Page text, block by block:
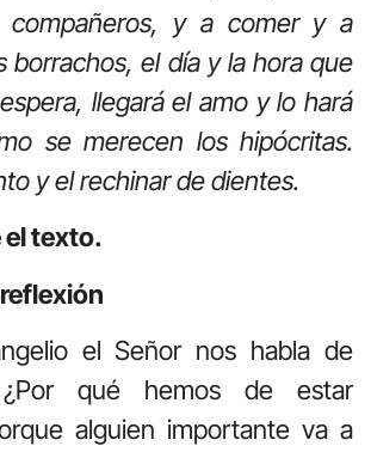
compañeros, y a comer y a
borrachos, el día y la hora que
llegará el amo y lo hará
se merecen los hipócritas.
y el rechinar de dientes.
el texto.
el Señor nos habla de
¿Por qué hemos de estar
alguien importante va a